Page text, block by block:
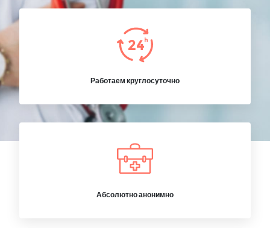
Работаем круглосуточно
Абсолютно анонимно